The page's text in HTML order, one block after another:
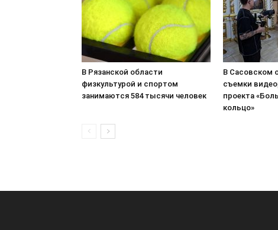
В Рязанской области
физкультурой и спортом
занимаются 584 тысячи человек
В Сасовском
съемки
проекта
кольцо»